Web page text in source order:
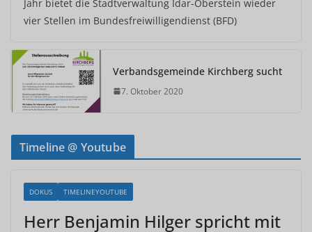
Jahr bietet die Stadtverwaltung Idar-Oberstein wieder
vier Stellen im Bundesfreiwilligendienst (BFD)
Verbandsgemeinde Kirchberg sucht
7. Oktober 2020
Timeline @ Youtube
DOKUS TIMELINEYOUTUBE
Herr Benjamin Hilger spricht mit